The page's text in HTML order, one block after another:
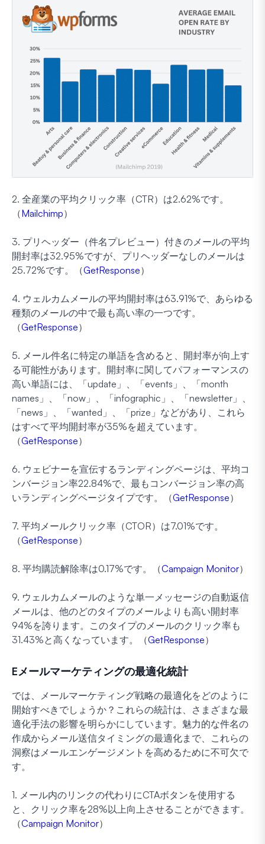
2. 全産業の平均クリック率（CTR）は2.62%です。
（Mailchimp）
3. プリヘッダー（件名プレビュー）付きのメールの平均
開封率は32.95%ですが、プリヘッダーなしのメールは
25.72%です。（GetResponse）
4. ウェルカムメールの平均開封率は63.91%で、あらゆる
種類のメールの中で最も高い率の一つです。
（GetResponse）
5. メール件名に特定の単語を含めると、開封率が向上す
る可能性があります。開封率に関してパフォーマンスの
高い単語には、「update」、「events」、「month
names」、「now」、「infographic」、「newsletter」、
「news」、「wanted」、「prize」などがあり、これら
はすべて平均開封率が35%を超えています。
（GetResponse）
6. ウェビナーを宣伝するランディングページは、平均コ
ンバージョン率22.84%で、最もコンバージョン率の高
いランディングページタイプです。（GetResponse）
7. 平均メールクリック率（CTOR）は7.01%です。
（GetResponse）
8. 平均購読解除率は0.17%です。（Campaign Monitor）
9. ウェルカムメールのような単一メッセージの自動返信
メールは、他のどのタイプのメールよりも高い開封率
94%を誇ります。このタイプのメールのクリック率も
31.43%と高くなっています。（GetResponse）
Eメールマーケティングの最適化統計
では、メールマーケティング戦略の最適化をどのように
開始すべきでしょうか？これらの統計は、さまざまな最
適化手法の影響を明らかにしています。魅力的な件名の
作成からメール送信タイミングの最適化まで、これらの
洞察はメールエンゲージメントを高めるために不可欠で
す。
1. メール内のリンクの代わりにCTAボタンを使用する
と、クリック率を28%以上向上させることができます。
（Campaign Monitor）